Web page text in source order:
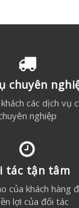
chuyên
các dịch vụ
nghiệp
tác tận tâm
của khách hàng
lợi của đối tác